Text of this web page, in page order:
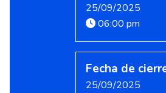
25/09/2025
06:00 pm
Fecha de
25/09/2025